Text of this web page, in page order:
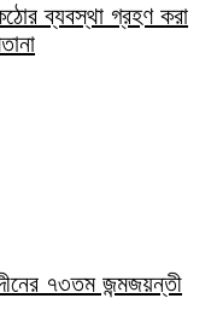
ব্যবস্থা গ্রহণ করা
৭৩তম জন্মজয়ন্তী